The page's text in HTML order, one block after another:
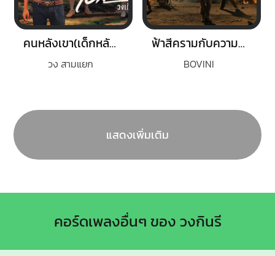
คนหลังเขา(เด็กหลังเขา)
วง สามแยก
ฟ้าสีครามกับความเป็นจริง
BOVINI
แสดงเพิ่มเติม
คอร์ดเพลงอื่นๆ ของ วงกินรี